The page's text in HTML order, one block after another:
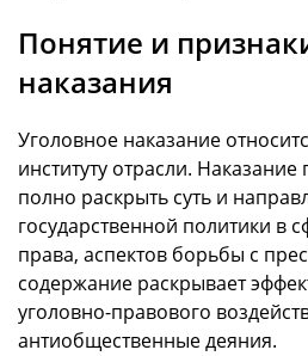
Понятие и
наказания
Уголовное наказание
институту отрасли.
полно раскрыть суть и
государственной политики в
права, аспектов борьбы с
содержание раскрывает
уголовно-правового
антиобщественные деяния.